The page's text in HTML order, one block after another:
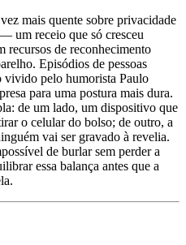
mais quente sobre privacidade
um receio que só cresceu
recursos de reconhecimento
Episódios de pessoas
vivido pelo humorista Paulo
para uma postura mais dura.
de um lado, um dispositivo que
o celular do bolso; de outro, a
vai ser gravado à revelia.
de burlar sem perder a
essa balança antes que a